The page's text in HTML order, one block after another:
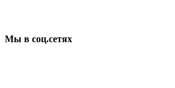
Мы в соц.сетях